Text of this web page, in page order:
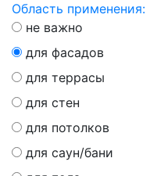
Область применения:
не важно
для фасадов
для террасы
для стен
для потолков
для саун/бани